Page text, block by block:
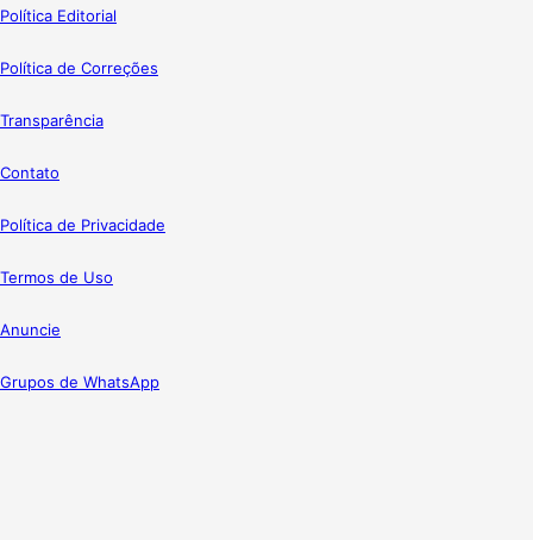
Política Editorial
Política de Correções
Transparência
Contato
Política de Privacidade
Termos de Uso
Anuncie
Grupos de WhatsApp